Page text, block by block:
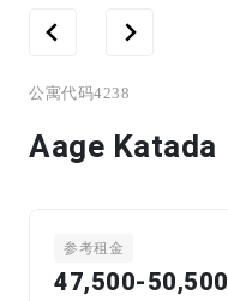
公寓代码4238
Aage Katada
参考租金
47,500-50,500